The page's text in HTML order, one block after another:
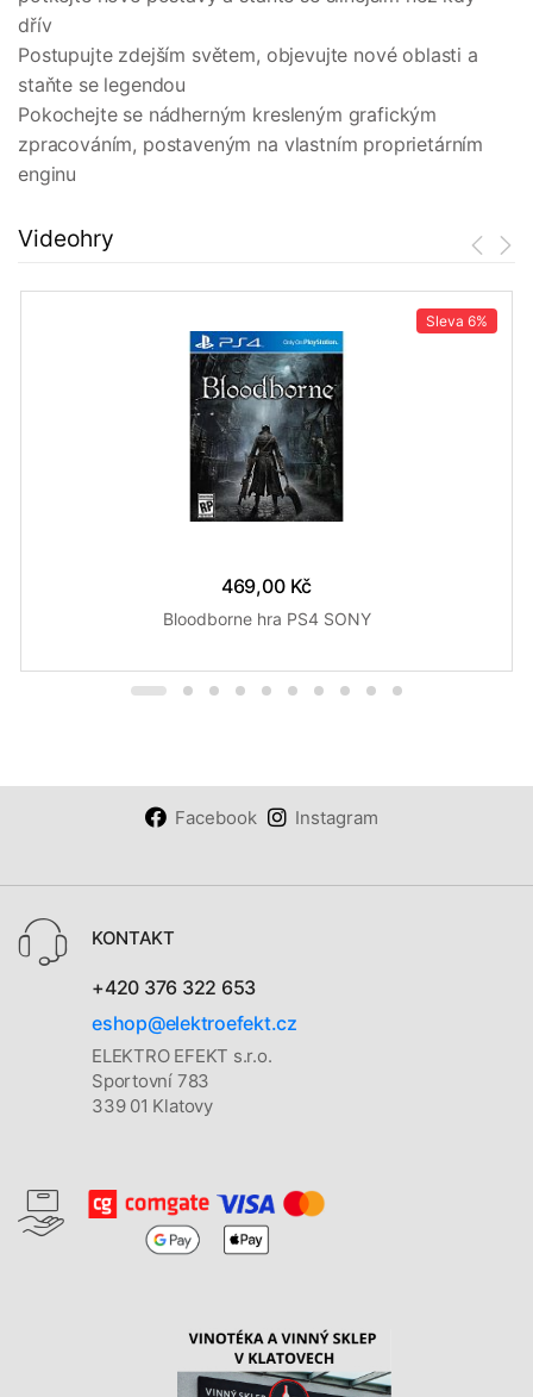
dřív
Postupujte zdejším světem, objevujte nové oblasti a
staňte se legendou
Pokochejte se nádherným kresleným grafickým
zpracováním, postaveným na vlastním proprietárním
enginu
Videohry
Sleva 6%
469,00 Kč
Bloodborne hra PS4 SONY
Facebook Instagram
KONTAKT
+420 376 322 653
eshop@elektroefekt.cz
ELEKTRO EFEKT s.r.o.
Sportovní 783
339 01 Klatovy